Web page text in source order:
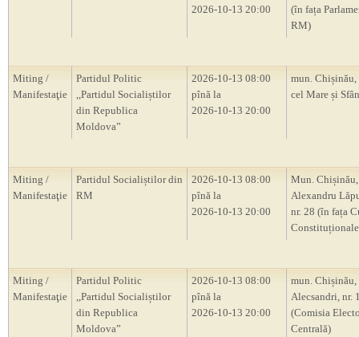
2026-10-13 20:00
(în fața
RM)
Miting /
Manifestaţie
Partidul Politic
,,Partidul Socialiștilor
din Republica
Moldova”
2026-10-13 08:00
pînă la
2026-10-13 20:00
mun. Chișinău,
cel Mare și
Miting /
Manifestaţie
Partidul Socialiștilor din
RM
2026-10-13 08:00
pînă la
2026-10-13 20:00
Mun. Chișinău,
Alexandru
nr. 28 (în fața
Miting /
Manifestaţie
Partidul Politic
,,Partidul Socialiștilor
din Republica
Moldova”
2026-10-13 08:00
pînă la
2026-10-13 20:00
mun. Chișinău,
Alecsandri, nr.
(Comisia
Centrală)